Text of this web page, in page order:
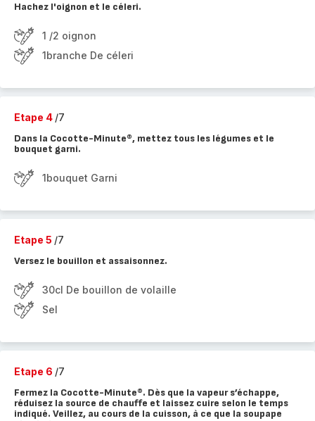
Hachez l'oignon et le céleri.
1 /2 oignon
1branche De céleri
Etape 4 /7
Dans la Cocotte-Minute®, mettez tous les légumes et le
bouquet garni.
1bouquet Garni
Etape 5 /7
Versez le bouillon et assaisonnez.
30cl De bouillon de volaille
Sel
Etape 6 /7
Fermez la Cocotte-Minute®. Dès que la vapeur s’échappe,
réduisez la source de chauffe et laissez cuire selon le temps
indiqué. Veillez, au cours de la cuisson, à ce que la soupape